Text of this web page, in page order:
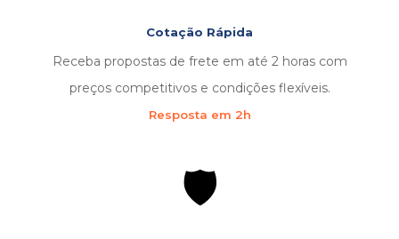
Cotação Rápida
Receba propostas de frete em até 2 horas com
preços competitivos e condições flexíveis.
Resposta em 2h
🛡️